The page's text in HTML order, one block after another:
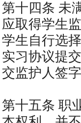
第十四条 未
应取得学生
学生自行选
实习协议提
交监护人签
第十五条 职